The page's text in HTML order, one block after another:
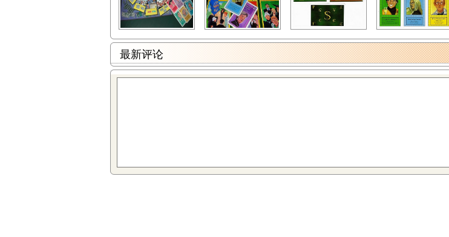
最新评论